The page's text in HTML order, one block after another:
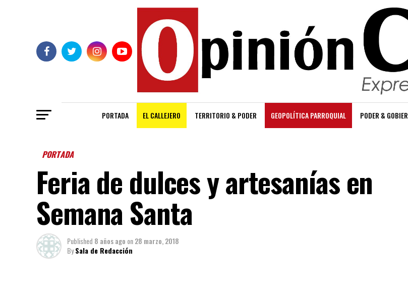
PORTADA EL CALLEJERO TERRITORIO & PODER GEOPOLÍTICA PARROQUIAL PODER &
PORTADA
Feria de dulces y artesanías en
Semana Santa
Published 8 años ago on28 marzo, 2018
BySala de Redacción